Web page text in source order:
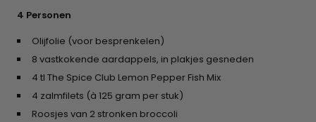
4 Personen
Olijfolie (voor besprenkelen)
8 vastkokende aardappels, in plakjes gesneden
4 tl The Spice Club Lemon Pepper Fish Mix
4 zalmfilets (à 125 gram per stuk)
Roosjes van 2 stronken broccoli